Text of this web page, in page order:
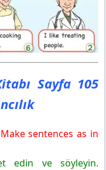
Sayfa 105
sentences as in
edin ve söyleyin.